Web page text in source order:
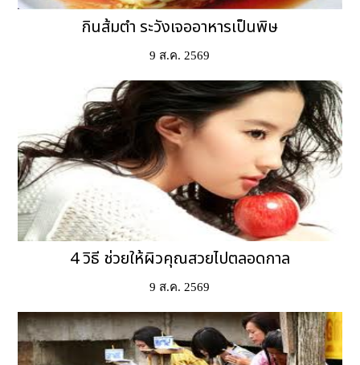
กินส้มตำ ระวังเจออาหารเป็นพิษ
9 ส.ค. 2569
4 วิธี ช่วยให้ผิวคุณสวยไปตลอดกาล
9 ส.ค. 2569